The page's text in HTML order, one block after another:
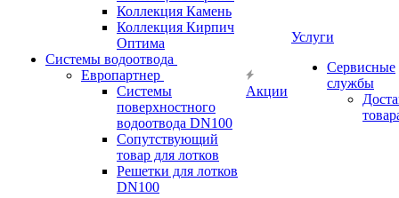
Кол​лекция Камень
Коллекция Кирпич
Оптима
Системы водоотвода
Европартнер
Системы
поверхностного
водоотвода DN100
Сопутствующий
товар для лотков
Решетки для лотков
DN100
Акции
Услуги
Сервисные
службы